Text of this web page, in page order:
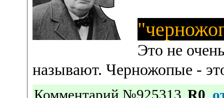
Это не
называют. Черножопые -
Комментарий №925313 R0